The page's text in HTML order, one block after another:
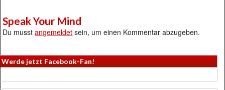
Speak Your Mind
Du musstangemeldet sein, um einen Kommentar abzugeben.
Werde jetzt Facebook-Fan!